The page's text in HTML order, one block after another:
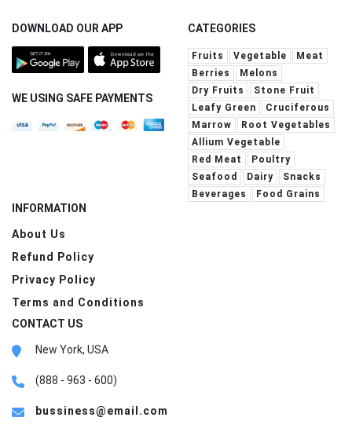
DOWNLOAD OUR APP
WE USING SAFE PAYMENTS
CATEGORIES
Fruits Vegetable
Meat
Berries
Melons
Dry Fruits
Stone Fruit
Leafy Green
Cruciferous
Marrow
Root Vegetables
Allium Vegetable
Red Meat
Poultry
Seafood
Dairy
Snacks
Beverages
Food Grains
INFORMATION
About Us
Refund Policy
Privacy Policy
Terms and Conditions
CONTACT US
New York, USA
(888 - 963 - 600)
bussiness@email.com